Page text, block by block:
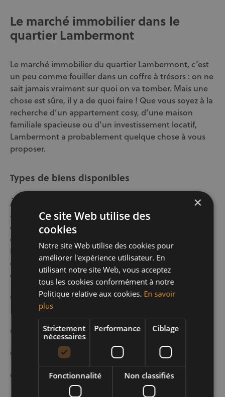
Le marché immobilier dans le
quartier Lambermont
Le marché immobilier du quartier Lambermont, c’est
un peu comme fouiller dans un coffre à trésors : on ne
sait jamais vraiment sur quoi on va tomber. Mais une
chose est sûre, il y a de quoi faire ! Que vous soyez à la
recherche d’un appartement cosy, d’une maison
familiale spacieuse ou d’un investissement locatif,
Lambermont a probablement quelque chose à vous
proposer.
Types de biens disponibles
À Lambermont, on trouve un peu de tout. Des
appartements modernes dans des immeubles récents,
des maisons de ville avec du cachet, et même
quelques
Il y a vraiment un mélange de styles et de tailles, ce
qui rend le quartier attractif pour différents types
d’acheteurs et de locataires.
Appartements (studios, appartements 1-3
chambres, penthouses)
Maisons de ville (avec ou sans jardin)
Immeubles de rapport
Lofts et duplex
×
Ce site Web utilise des
cookies
Notre site Web utilise des cookies pour
améliorer l'expérience utilisateur. En
utilisant notre site Web, vous acceptez
tous les cookies conformément à notre
Politique relative aux cookies. En savoir
plus
Strictement
nécessaires
Performance Ciblage
Fonctionnalité Non classifiés